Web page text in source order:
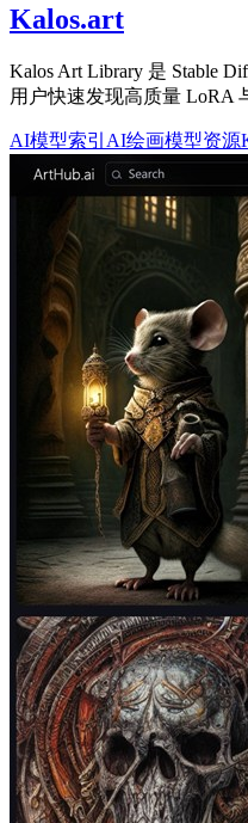
Kalos.art
Kalos Art Library 是 Stable
用户快速发现高质量 LoRA
AI模型索引 AI绘画模型资源